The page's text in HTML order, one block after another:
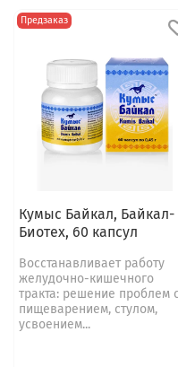
Предзаказ
Кумыс Байкал, Байкал-
Биотех, 60 капсул
Восстанавливает работу
желудочно-кишечного
тракта: решение проблем с
пищеварением, стулом,
усвоением...